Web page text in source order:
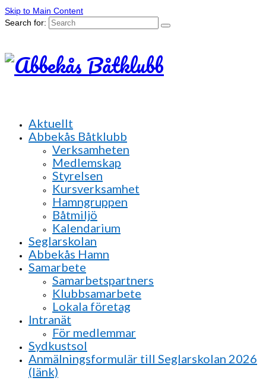
Skip to Main Content
Search for:
Aktuellt
Abbekås Båtklubb
Verksamheten
Medlemskap
Styrelsen
Kursverksamhet
Hamngruppen
Båtmiljö
Kalendarium
Seglarskolan
Abbekås Hamn
Samarbete
Samarbetspartners
Klubbsamarbete
Lokala företag
Intranät
För medlemmar
Sydkustsol
Anmälningsformulär till Seglarskolan 2026
(länk)